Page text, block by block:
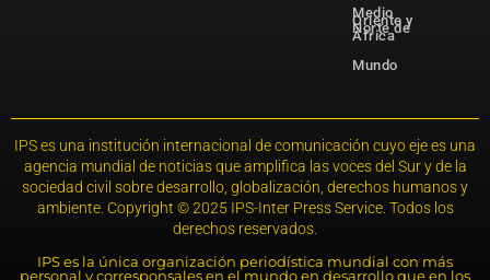
Medio
Oriente y
Norte de
África
Mundo
IPS es una institución internacional de comunicación cuyo eje es una
agencia mundial de noticias que amplifica las voces del Sur y de la
sociedad civil sobre desarrollo, globalización, derechos humanos y
ambiente. Copyright © 2025 IPS-Inter Press Service. Todos los
derechos reservados.
IPS es la única organización periodística mundial con más
personal y corresponsales en el mundo en desarrollo que en los